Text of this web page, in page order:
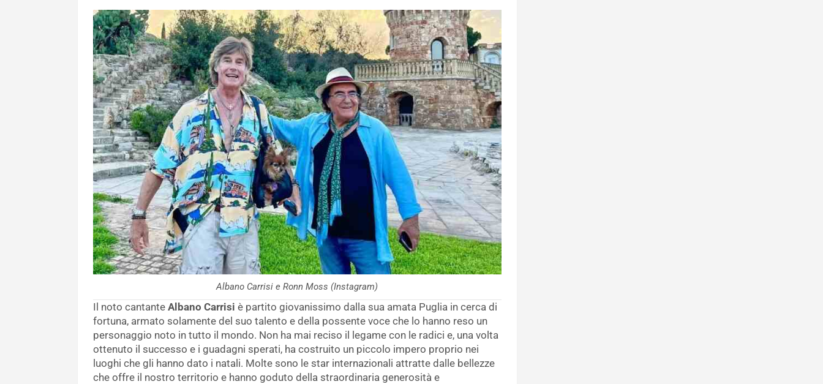
Albano Carrisi e Ronn Moss (Instagram)
Il noto cantante Albano Carrisi è partito giovanissimo dalla sua amata Puglia in cerca di
fortuna, armato solamente del suo talento e della possente voce che lo hanno reso un
personaggio noto in tutto il mondo. Non ha mai reciso il legame con le radici e, una volta
ottenuto il successo e i guadagni sperati, ha costruito un piccolo impero proprio nei
luoghi che gli hanno dato i natali. Molte sono le star internazionali attratte dalle bellezze
che offre il nostro territorio e hanno goduto della straordinaria generosità e